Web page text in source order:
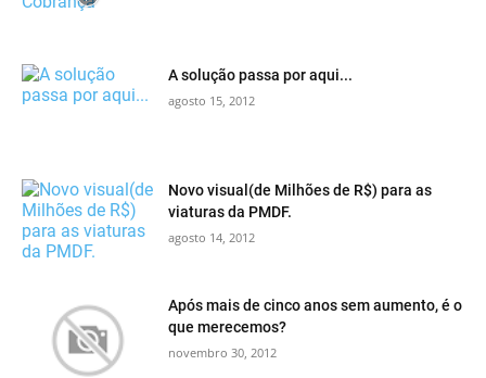
A solução passa por aqui...
agosto 15, 2012
Novo visual(de Milhões de R$) para as
viaturas da PMDF.
agosto 14, 2012
Após mais de cinco anos sem aumento, é o
que merecemos?
novembro 30, 2012